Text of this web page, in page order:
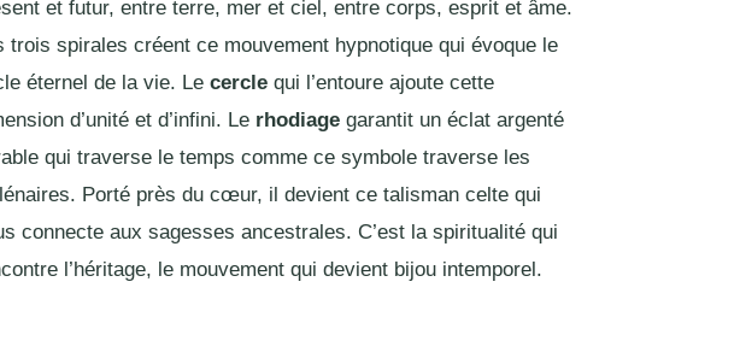
et futur, entre terre, mer et ciel, entre corps, esprit et âme.
trois spirales créent ce mouvement hypnotique qui évoque le
éternel de la vie. Le cerclequi l’entoure ajoute cette
d’unité et d’infini. Le rhodiagegarantit un éclat argenté
qui traverse le temps comme ce symbole traverse les
Porté près du cœur, il devient ce talisman celte qui
connecte aux sagesses ancestrales. C’est la spiritualité qui
l’héritage, le mouvement qui devient bijou intemporel.